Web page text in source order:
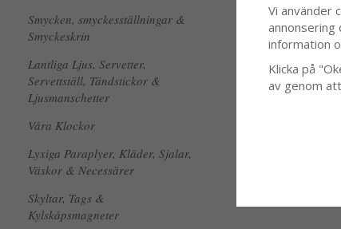
Smycken, smyckesställningar &
Smyckeskrin
Lantliga Ljus, Servetter,
Servettställ, Tändstickor &
Ljusmanschetter
Våra Klockor
Lyxiga Paraplyer, Kläder, Sjalar,
Väskor & Necessärer
Skyltar, Tags &
Kylskåpsmagneter
Vi använder
annonsering
information
Klicka på
av genom